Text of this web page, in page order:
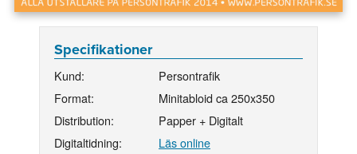
Specifikationer
Kund:
Persontrafik
Format:
Minitabloid ca 250x350
Distribution:
Papper + Digitalt
Digitaltidning:
Läs online